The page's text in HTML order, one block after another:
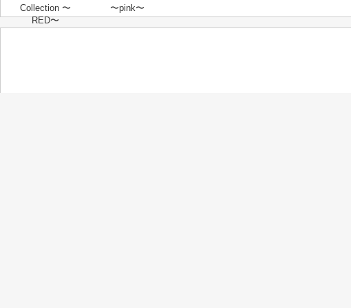
Collection 〜
RED〜
〜pink〜